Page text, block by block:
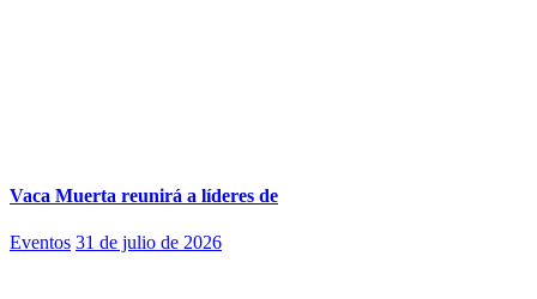
Vaca Muerta reunirá a líderes de
Eventos 31 de julio de 2026